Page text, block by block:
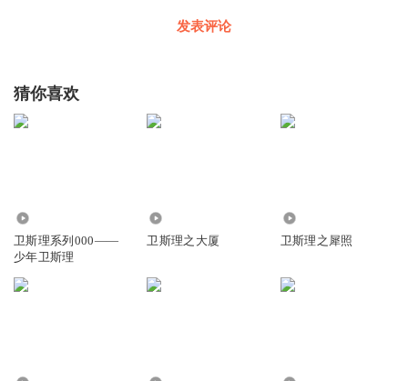
发表评论
猜你喜欢
卫斯理系列000——
少年卫斯理
卫斯理之大厦 卫斯理之犀照